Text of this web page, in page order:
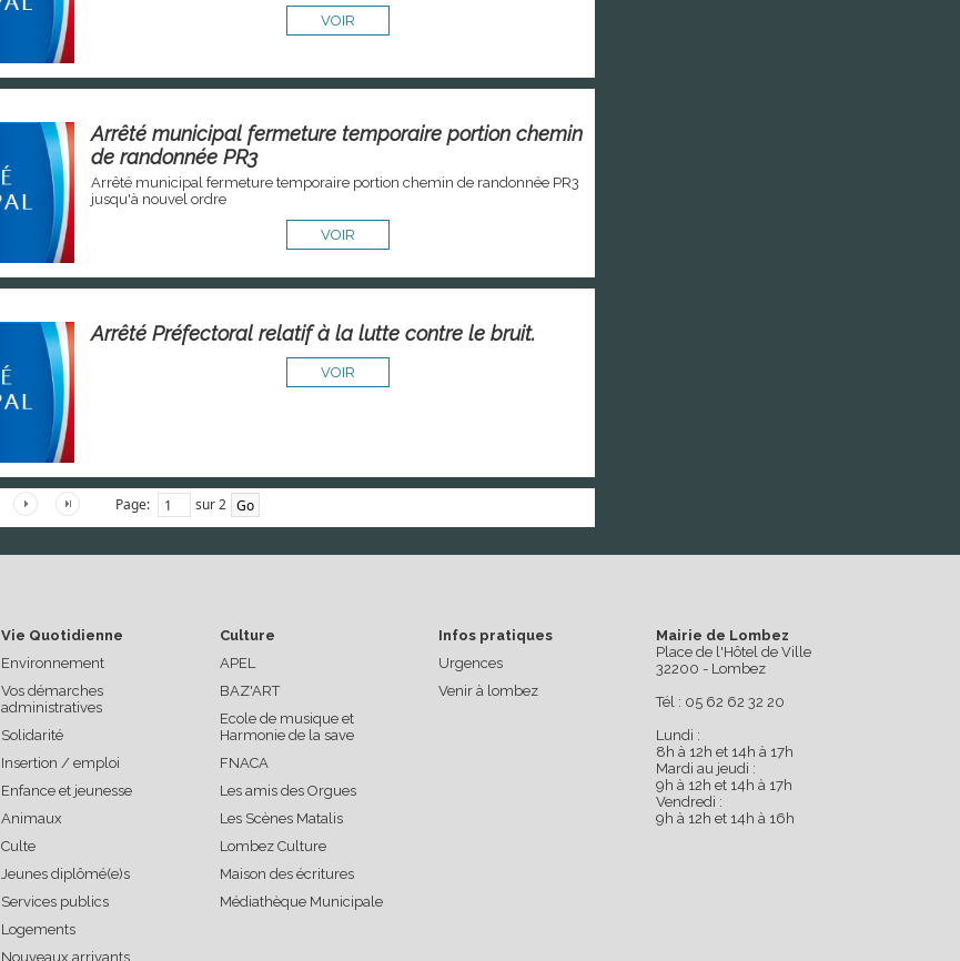
VOIR
Arrêté municipal fermeture temporaire portion chemin
de randonnée PR3
Arrêté municipal fermeture temporaire portion chemin de randonnée PR3
jusqu'à nouvel ordre
VOIR
Arrêté Préfectoral relatif à la lutte contre le bruit.
VOIR
Page: sur 2
Vie Quotidienne
Environnement
Vos démarches
administratives
Solidarité
Insertion / emploi
Enfance et jeunesse
Animaux
Culte
Jeunes diplômé(e)s
Services publics
Logements
Nouveaux arrivants
Culture
APEL
BAZ'ART
Ecole de musique et
Harmonie de la save
FNACA
Les amis des Orgues
Les Scènes Matalis
Lombez Culture
Maison des écritures
Médiathèque Municipale
Infos pratiques
Urgences
Venir à lombez
Mairie de Lombez
Place de l'Hôtel de Ville
32200 - Lombez
Tél : 05 62 62 32 20
Lundi :
8h à 12h et 14h à 17h
Mardi au jeudi :
9h à 12h et 14h à 17h
Vendredi :
9h à 12h et 14h à 16h